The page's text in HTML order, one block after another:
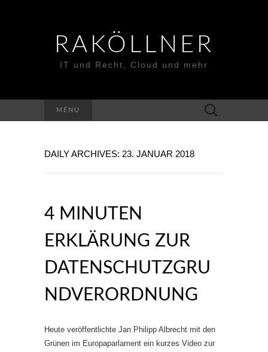
RAKÖLLNER
IT und Recht, Cloud und mehr
MENU
Suchen
nach:
DAILY ARCHIVES: 23. JANUAR 2018
4 MINUTEN
ERKLÄRUNG ZUR
DATENSCHUTZGRU
NDVERORDNUNG
Heute veröffentlichte Jan Philipp Albrecht mit den
Grünen im Europaparlament ein kurzes Video zur